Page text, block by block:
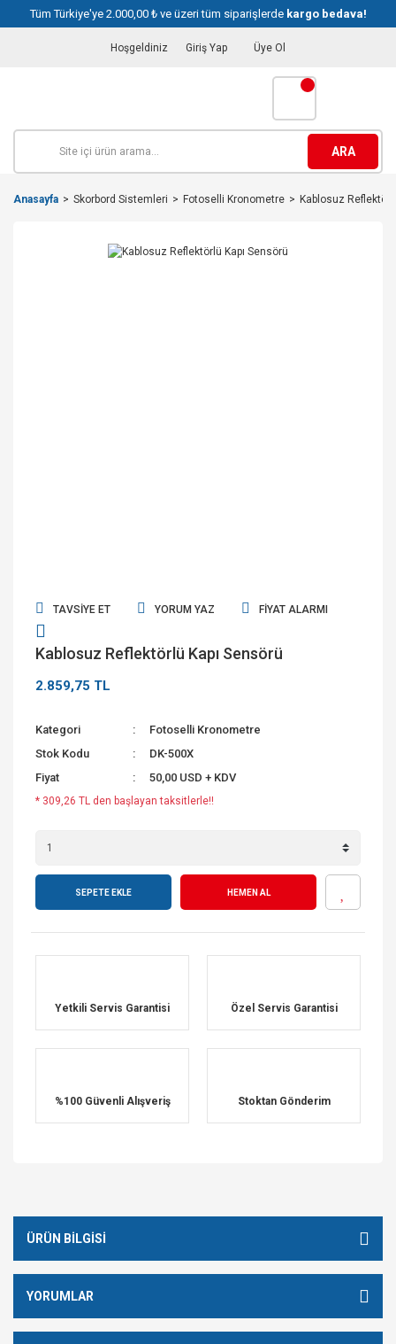
Tüm Türkiye'ye 2.000,00 ₺ ve üzeri tüm siparişlerde kargo bedava!
Hoşgeldiniz Giriş Yap Üye Ol
ARA
Anasayfa Skorbord Sistemleri Fotoselli Kronometre Kablosuz
TAVSIYE ET YORUM YAZ FIYAT ALARMI
Kablosuz Reflektörlü Kapı Sensörü
2.859,75 TL
Kategori
Fotoselli Kronometre
Stok Kodu
DK-500X
Fiyat
50,00 USD + KDV
* 309,26 TL den başlayan taksitlerle!!
SEPETE EKLE HEMEN AL
Yetkili Servis Garantisi Özel Servis Garantisi
%100 Güvenli Alışveriş Stoktan Gönderim
ÜRÜN BILGISI
YORUMLAR